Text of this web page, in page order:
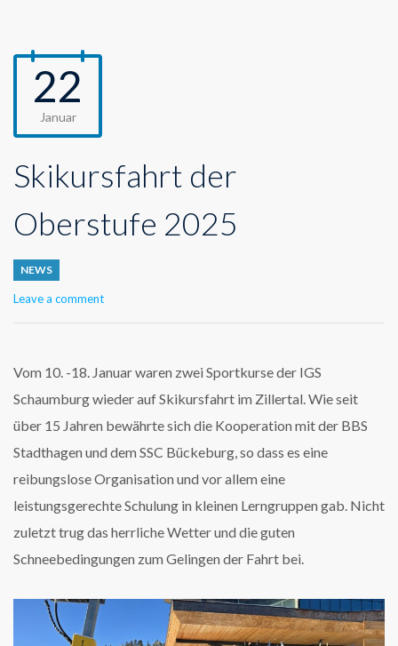
22
Januar
Skikursfahrt der
Oberstufe 2025
NEWS
Leave a comment
Vom 10. -18. Januar waren zwei Sportkurse der IGS
Schaumburg wieder auf Skikursfahrt im Zillertal. Wie seit
über 15 Jahren bewährte sich die Kooperation mit der BBS
Stadthagen und dem SSC Bückeburg, so dass es eine
reibungslose Organisation und vor allem eine
leistungsgerechte Schulung in kleinen Lerngruppen gab. Nicht
zuletzt trug das herrliche Wetter und die guten
Schneebedingungen zum Gelingen der Fahrt bei.